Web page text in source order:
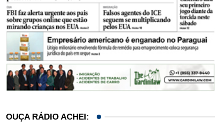
OUÇA RÁDIO ACHEI: